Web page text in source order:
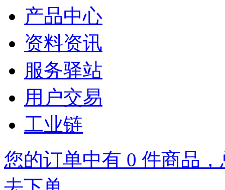
产品中心
资料资讯
服务驿站
用户交易
工业链
您的订单中有 0 件商品